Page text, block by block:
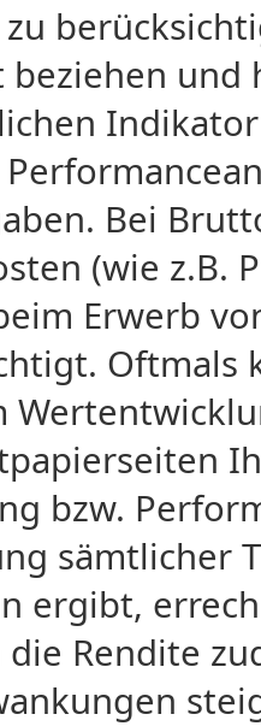
zu
beziehen
Bei
(wie z.B.
Erwerb
Oftmals
bzw.
sämtlicher
ergibt,
Rendite